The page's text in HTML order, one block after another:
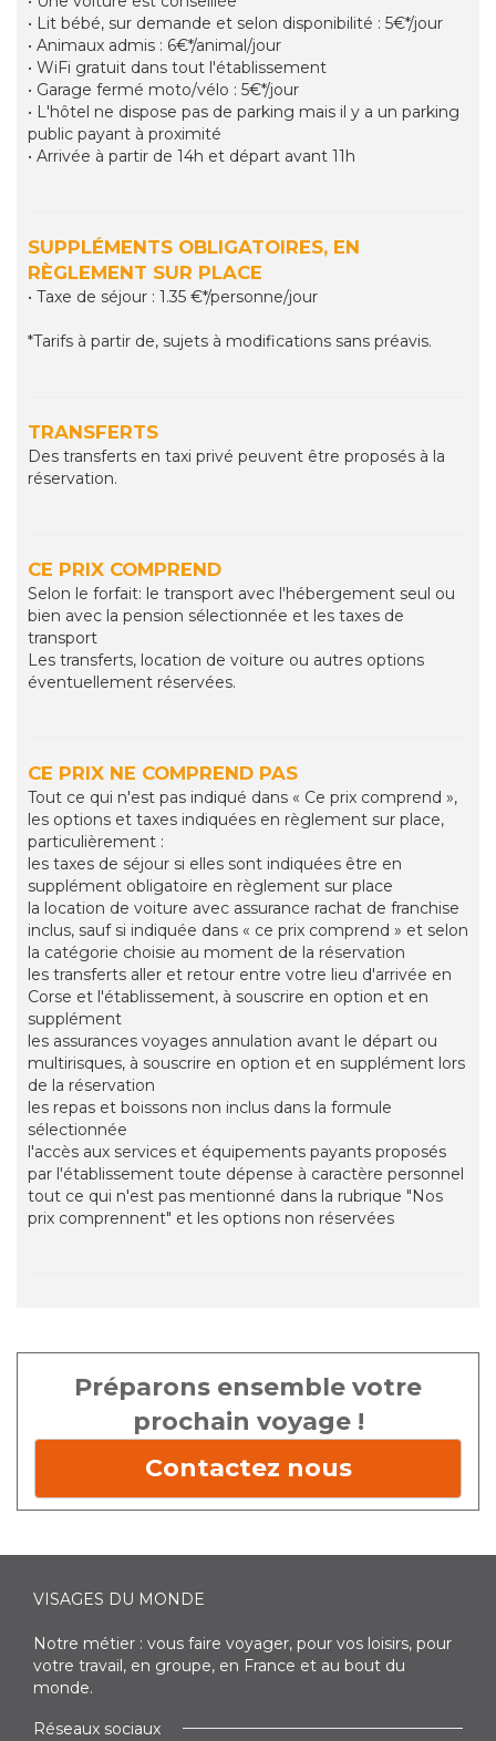
• Lit bébé, sur demande et selon disponibilité : 5€*/jour
• Animaux admis : 6€*/animal/jour
• WiFi gratuit dans tout l'établissement
• Garage fermé moto/vélo : 5€*/jour
• L'hôtel ne dispose pas de parking mais il y a un parking
public payant à proximité
• Arrivée à partir de 14h et départ avant 11h
SUPPLÉMENTS OBLIGATOIRES, EN
RÈGLEMENT SUR PLACE
• Taxe de séjour : 1.35 €*/personne/jour
*Tarifs à partir de, sujets à modifications sans préavis.
TRANSFERTS
Des transferts en taxi privé peuvent être proposés à la
réservation.
CE PRIX COMPREND
Selon le forfait: le transport avec l'hébergement seul ou
bien avec la pension sélectionnée et les taxes de
transport
Les transferts, location de voiture ou autres options
éventuellement réservées.
CE PRIX NE COMPREND PAS
Tout ce qui n'est pas indiqué dans « Ce prix comprend »,
les options et taxes indiquées en règlement sur place,
particulièrement :
les taxes de séjour si elles sont indiquées être en
supplément obligatoire en règlement sur place
la location de voiture avec assurance rachat de franchise
inclus, sauf si indiquée dans « ce prix comprend » et selon
la catégorie choisie au moment de la réservation
les transferts aller et retour entre votre lieu d'arrivée en
Corse et l'établissement, à souscrire en option et en
supplément
les assurances voyages annulation avant le départ ou
multirisques, à souscrire en option et en supplément lors
de la réservation
les repas et boissons non inclus dans la formule
sélectionnée
l'accès aux services et équipements payants proposés
par l'établissement toute dépense à caractère personnel
tout ce qui n'est pas mentionné dans la rubrique "Nos
prix comprennent" et les options non réservées
Préparons ensemble votre
prochain voyage !
Contactez nous
VISAGES DU MONDE
Notre métier : vous faire voyager, pour vos loisirs, pour
votre travail, en groupe, en France et au bout du
monde.
Réseaux sociaux